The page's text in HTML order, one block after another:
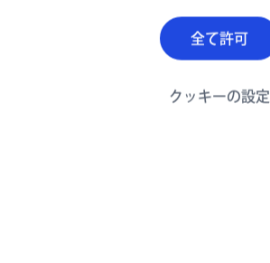
全て許可
クッキーの設定
います。
んなに元気に動き回って
えてしまうときもありま
、誰でも受けられるよう
。
）